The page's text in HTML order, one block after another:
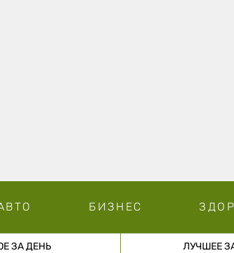
БИЗНЕС
ЗА ДЕНЬ ЛУЧШЕЕ